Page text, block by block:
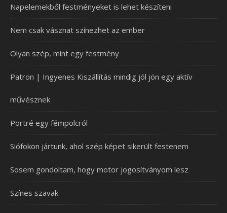
Napelemekből festményeket is lehet készíteni
Nem csak vásznat színezhet az ember
Olyan szép, mint egy festmény
Patron | Ingyenes Kiszállítás mindig jól jön egy aktív
művésznek
Portré egy fémpolcról
Siófokon jártunk, ahol szép képet sikerült festenem
Sosem gondoltam, hogy motor jogosítványom lesz
Színes szavak